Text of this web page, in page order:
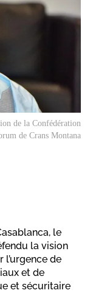
de la Confédération
de Crans Montana
le
la vision
l’urgence de
et de
et sécuritaire